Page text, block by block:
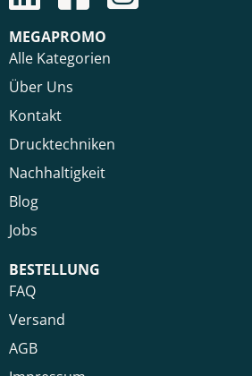
MEGAPROMO
Alle Kategorien
Über Uns
Kontakt
Drucktechniken
Nachhaltigkeit
Blog
Jobs
BESTELLUNG
FAQ
Versand
AGB